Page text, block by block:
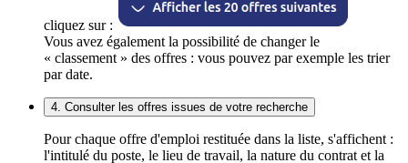
cliquez sur :
Vous avez également la possibilité de changer le
« classement » des offres : vous pouvez par exemple les trier
par date.
4. Consulter les offres issues de votre recherche
Pour chaque offre d'emploi restituée dans la liste, s'affichent :
l'intitulé du poste, le lieu de travail, la nature du contrat et la